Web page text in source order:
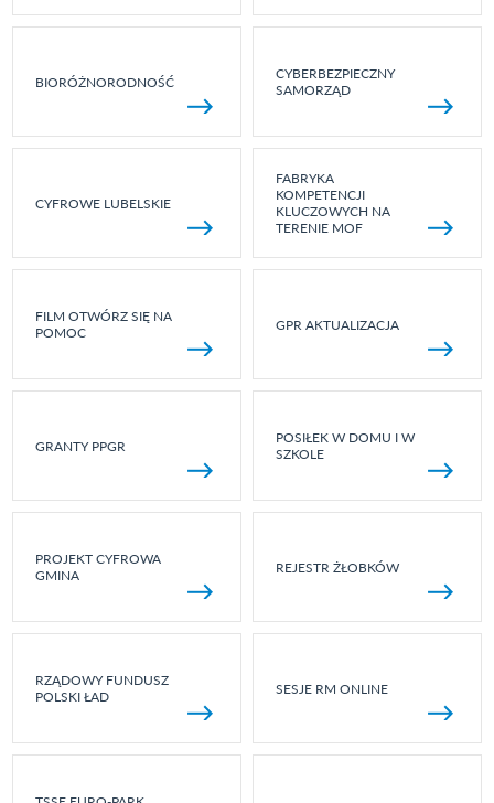
BIORÓŻNORODNOŚĆ
CYBERBEZPIECZNY
SAMORZĄD
CYFROWE LUBELSKIE
FABRYKA
KOMPETENCJI
KLUCZOWYCH NA
TERENIE MOF
FILM OTWÓRZ SIĘ NA
POMOC
GPR AKTUALIZACJA
GRANTY PPGR
POSIŁEK W DOMU I W
SZKOLE
PROJEKT CYFROWA
GMINA
REJESTR ŻŁOBKÓW
RZĄDOWY FUNDUSZ
POLSKI ŁAD
SESJE RM ONLINE